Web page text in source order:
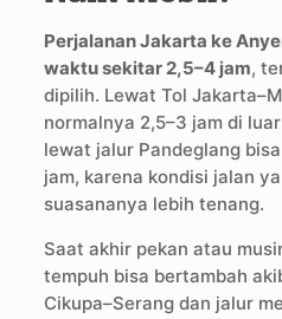
Perjalanan Jakarta ke
waktu sekitar 2,5–4 jam,
dipilih. Lewat Tol
normalnya 2,5–3 jam di
lewat jalur Pandeglang
jam, karena kondisi jalan
suasananya lebih tenang.
Saat akhir pekan atau
tempuh bisa bertambah
Cikupa–Serang dan jalur